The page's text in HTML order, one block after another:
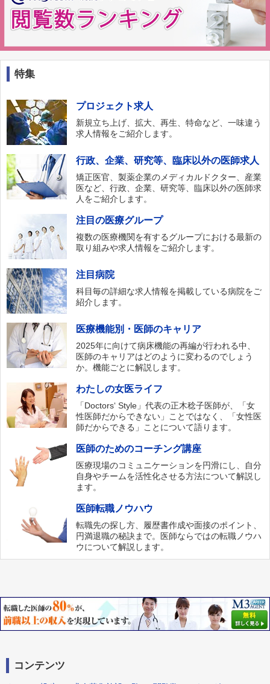
特集
プロジェクト求人
新規立ち上げ、拡大、再生、特命など、一味違う
求人情報をご紹介します。
行政、企業、研究等、臨床以外の医師求人
矯正医官、製薬企業のメディカルドクター、産業
医など、行政、企業、研究等、臨床以外の医師求
人をご紹介します。
注目の医療グループ
複数の医療機関を有するグループにおける最新の
取り組みや求人情報をご紹介します。
注目病院
科目毎の詳細な求人情報を掲載している病院をご
紹介します。
医療機能別・医師のキャリア
2025年に向けて病床機能の再編が行われる中、
医師のキャリアはどのように変わるのでしょう
か。機能ごとに解説します。
わたしの女医ライフ
「Doctors‘ Style」代表の正木稔子医師が、「女
性医師だからできない」ことではなく、「女性医
師だからできる」ことについて語ります。
医師のためのコーチング講座
医療現場のコミュニケーションを円滑にし、自分
自身やチームを活性化させる方法について解説し
ます。
医師転職ノウハウ
転職先の探し方、履歴書作成や面接のポイント、
円満退職の秘訣まで。医師ならではの転職ノウハ
ウについて解説します。
コンテンツ